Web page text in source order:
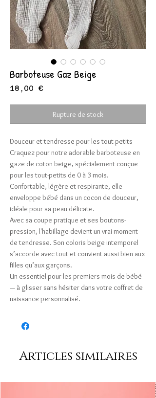
Barboteuse Gaz Beige
18,00 €
Rupture de stock
Douceur et tendresse pour les tout-petits
Craquez pour notre adorable barboteuse en
gaze de coton beige, spécialement conçue
pour les tout-petits de 0 à 3 mois.
Confortable, légère et respirante, elle
enveloppe bébé dans un cocon de douceur,
idéale pour sa peau délicate.
Avec sa coupe pratique et ses boutons-
pression, l'habillage devient un vrai moment
de tendresse. Son coloris beige intemporel
s’accorde avec tout et convient aussi bien aux
filles qu’aux garçons.
Un essentiel pour les premiers mois de bébé
— à glisser sans hésiter dans votre coffret de
naissance personnalisé.
Articles similaires